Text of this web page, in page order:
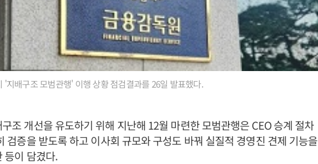
배구조 모범관행' 이행 상황 점검결과를 26일 발표했다.
조 개선을 유도하기 위해 지난해 12월 마련한 모범관행은 CEO 승계 절차
검증을 받도록 하고 이사회 규모와 구성도 바꿔 실질적 경영진 견제 기능을
등이 담겼다.